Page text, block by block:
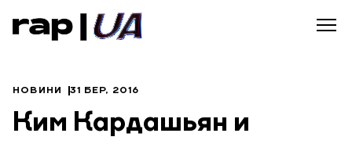
НОВИНИ 31 БЕР, 2016
Ким Кардашьян и